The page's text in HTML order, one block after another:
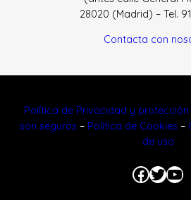
28020 (Madrid) – Tel.
Contacta con
Política de Privacidad y
son seguros – Política de Cookies –
de uso
Twitter